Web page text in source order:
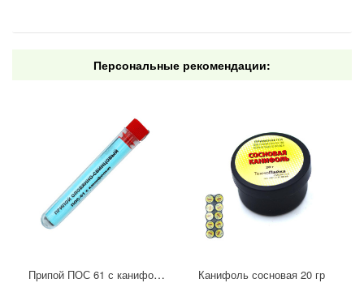
Персональные рекомендации:
Припой ПОС 61 с канифолью В КОЛБЕ 1 мм 8 гр Канифоль сосновая 20 гр